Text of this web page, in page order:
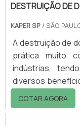
DESTRUIÇÃO DE
KAPER SP / SÃO
A destruição de
prática muito
indústrias,
diversos
e proteção de
procedimento é
COTAR AGORA